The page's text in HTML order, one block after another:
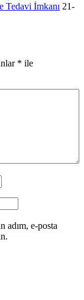
Tedavi İmkanı 21-
* ile
adım, e-posta